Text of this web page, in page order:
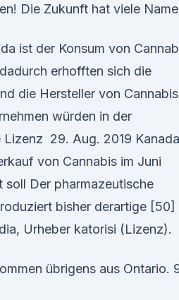
Die Zukunft hat viele
ist der Konsum von
erhofften sich die
die Hersteller von
würden in der
Lizenz 29. Aug. 2019 Kanada
von Cannabis im Juni
soll Der pharmazeutische
bisher derartige [50]
Urheber katorisi (Lizenz).
übrigens aus Ontario.